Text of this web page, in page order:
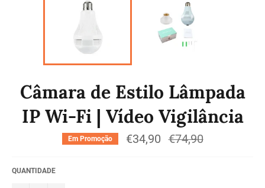
Câmara de Estilo Lâmpada
IP Wi-Fi | Vídeo Vigilância
Em Promoção €34,90
Preço
normal
€74,90
QUANTIDADE